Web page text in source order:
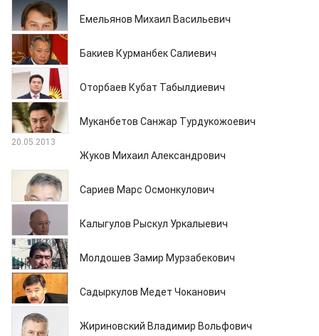
22.05.2013
Емельянов Михаил Васильевич
21.05.2013
Бакиев Курманбек Салиевич
21.05.2013
Оторбаев Кубат Табылдиевич
20.05.2013
Муканбетов Санжар Турдукожоевич
20.05.2013
Жуков Михаил Александрович
17.05.2013
Сариев Марс Осмонкулович
17.05.2013
Калыгулов Рыскул Уркалыевич
17.05.2013
Молдошев Замир Мурзабекович
17.05.2013
Садыркулов Медет Чоканович
17.05.2013
Жириновский Владимир Вольфович